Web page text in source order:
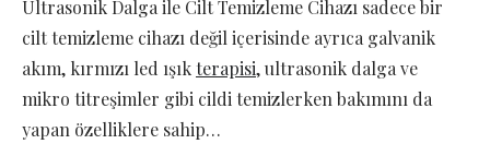
Ultrasonik Dalga ile Cilt Temizleme Cihazı sadece bir
cilt temizleme cihazı değil içerisinde ayrıca galvanik
akım, kırmızı led ışıkterapisi, ultrasonik dalga ve
mikro titreşimler gibi cildi temizlerken bakımını da
yapan özelliklere sahip…